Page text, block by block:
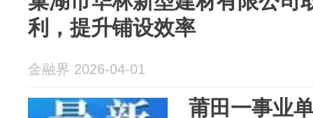
利，提升铺设效率
金融界 2026-04-01
莆田一事业